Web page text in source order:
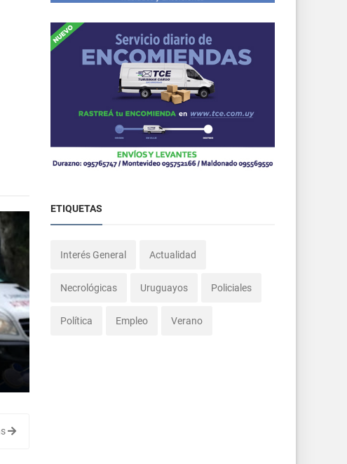
ETIQUETAS
Interés General Actualidad
Necrológicas Uruguayos Policiales
Política Empleo Verano